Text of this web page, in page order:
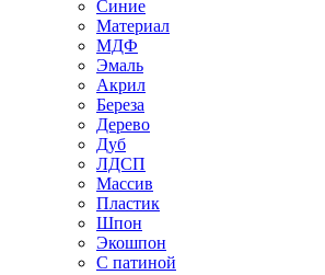
Синие
Материал
МДФ
Эмаль
Акрил
Береза
Дерево
Дуб
ЛДСП
Массив
Пластик
Шпон
Экошпон
С патиной